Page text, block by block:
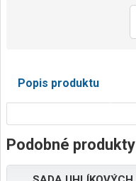
Popis produktu
Podobné produkty